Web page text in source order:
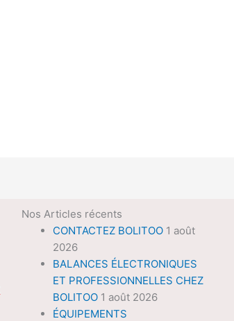
Nos Articles récents
CONTACTEZ BOLITOO 1 août
2026
BALANCES ÉLECTRONIQUES
ET PROFESSIONNELLES CHEZ
BOLITOO 1 août 2026
ÉQUIPEMENTS